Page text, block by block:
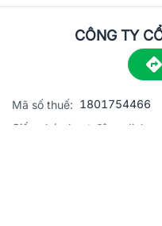
CÔNG TY
Mã số thuế: 1801754466
Giấy phép hoạt động dịch